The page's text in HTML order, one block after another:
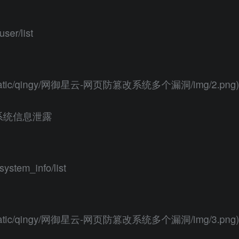
list
qingy/网御星云-网页防篡改系统多个漏洞/img/2.png)
信息泄露
list
qingy/网御星云-网页防篡改系统多个漏洞/img/3.png)